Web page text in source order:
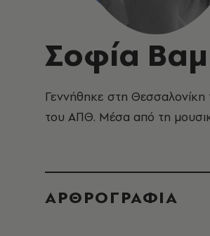
Σοφία
Γεννήθηκε στη Θεσσαλονίκη
του ΑΠΘ. Μέσα από τη
ΑΡΘΡΟΓΡΑΦΙΑ